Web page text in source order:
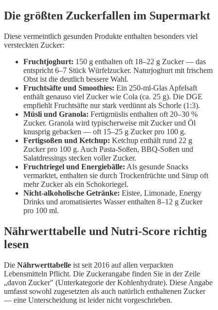
Die größten Zuckerfallen im Supermarkt
Diese vermeintlich gesunden Produkte enthalten besonders viel
versteckten Zucker:
Fruchtjoghurt: 150 g enthalten oft 18–22 g Zucker — das
entspricht 6–7 Stück Würfelzucker. Naturjoghurt mit frischem
Obst ist die deutlich bessere Wahl.
Fruchtsäfte und Smoothies: Ein 250-ml-Glas Apfelsaft
enthält genauso viel Zucker wie Cola (ca. 25 g). Die DGE
empfiehlt Fruchtsäfte nur stark verdünnt als Schorle (1:3).
Müsli und Granola: Fertigmüslis enthalten oft 20–30 %
Zucker. Granola wird typischerweise mit Zucker und Öl
knusprig gebacken — oft 15–25 g Zucker pro 100 g.
Fertigsoßen und Ketchup: Ketchup enthält rund 22 g
Zucker pro 100 g. Auch Pasta-Soßen, BBQ-Soßen und
Salatdressings stecken voller Zucker.
Fruchtriegel und Energiebälle: Als gesunde Snacks
vermarktet, enthalten sie durch Trockenfrüchte und Sirup oft
mehr Zucker als ein Schokoriegel.
Nicht-alkoholische Getränke: Eistee, Limonade, Energy
Drinks und aromatisiertes Wasser enthalten 8–12 g Zucker
pro 100 ml.
Nährwerttabelle und Nutri-Score richtig
lesen
Die Nährwerttabelle ist seit 2016 auf allen verpackten
Lebensmitteln Pflicht. Die Zuckerangabe finden Sie in der Zeile
„davon Zucker" (Unterkategorie der Kohlenhydrate). Diese Angabe
umfasst sowohl zugesetzten als auch natürlich enthaltenen Zucker
— eine Unterscheidung ist leider nicht vorgeschrieben.